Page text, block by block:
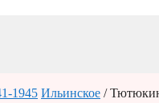
1945 Ильинское /